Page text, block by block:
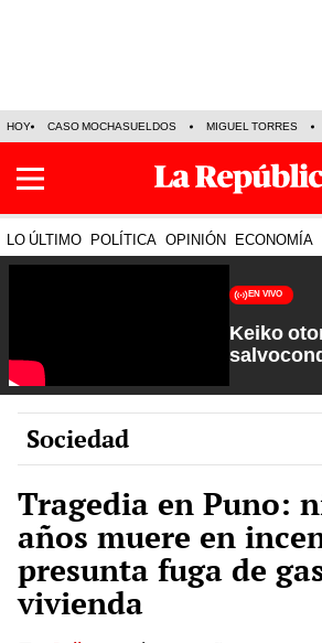
HOY CASO MOCHASUELDOS MIGUEL TORRES
LO ÚLTIMO POLÍTICA OPINIÓN ECONOMÍA
EN VIVO
Keiko
Rosa
Sociedad
Tragedia en Puno:
años muere en
presunta fuga de
vivienda